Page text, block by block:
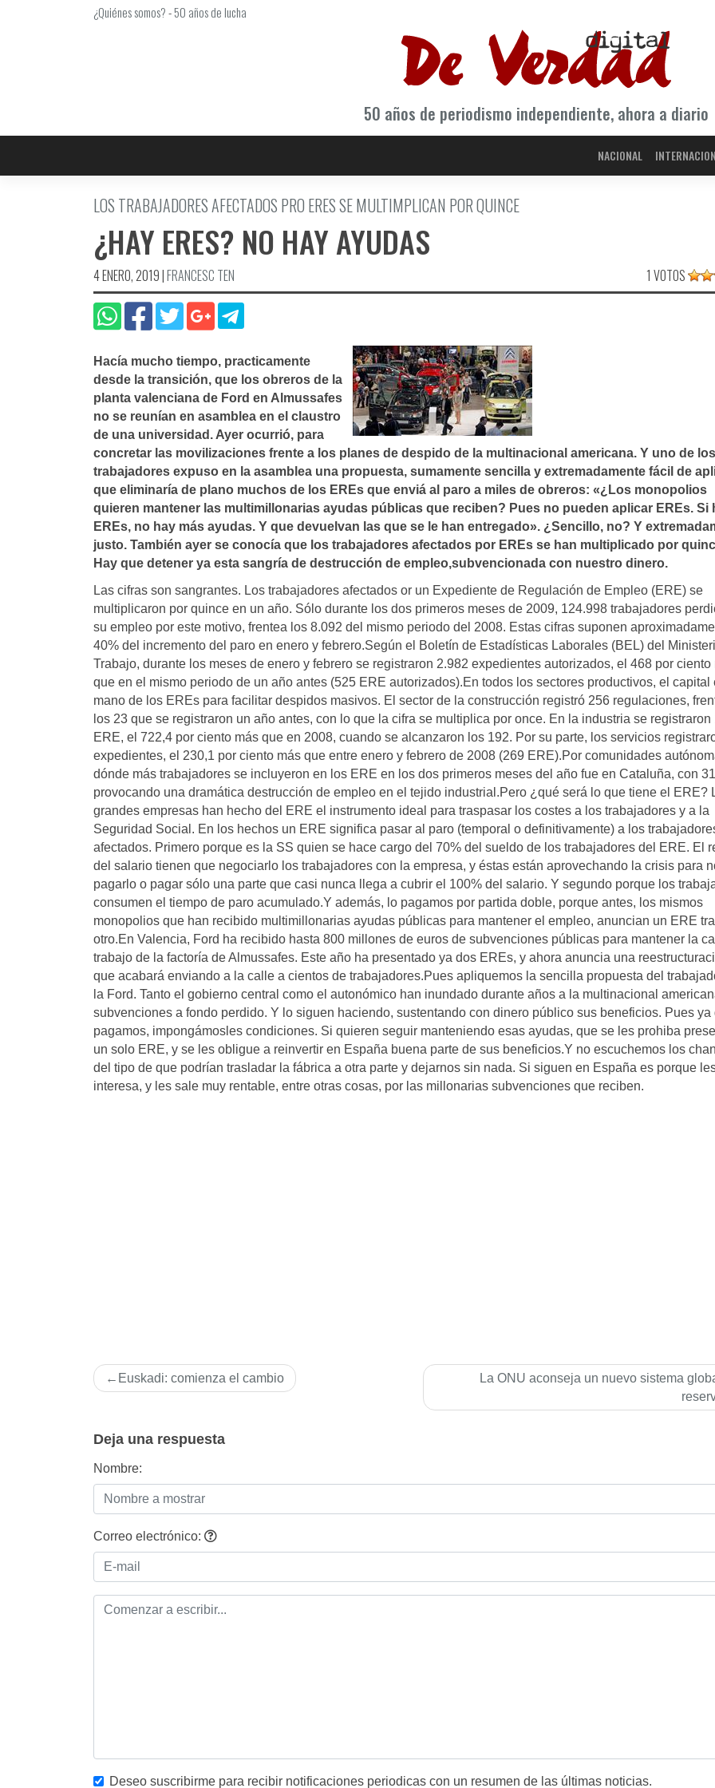
¿Quiénes somos?-50 años de lucha
50 años de periodismo independiente, ahora a diario
NACIONAL
LOS TRABAJADORES AFECTADOS PRO ERES SE MULTIMPLICAN POR QUINCE
¿HAY ERES? NO HAY AYUDAS
4 ENERO, 2019|FRANCESC TEN 1 VOTOS
Hací­a mucho tiempo, practicamente
desde la transición, que los obreros de la
planta valenciana de Ford en Almussafes
no se reuní­an en asamblea en el claustro
de una universidad. Ayer ocurrió, para
concretar las movilizaciones frente a los planes de despido de la multinacional americana. Y uno de los
trabajadores expuso en la asamblea una propuesta, sumamente sencilla y extremadamente fácil de
que eliminarí­a de plano muchos de los EREs que enviá al paro a miles de obreros: «¿Los monopolios
quieren mantener las multimillonarias ayudas públicas que reciben? Pues no pueden aplicar EREs. Si
EREs, no hay más ayudas. Y que devuelvan las que se le han entregado». ¿Sencillo, no? Y
justo. También ayer se conocí­a que los trabajadores afectados por EREs se han multiplicado por
Hay que detener ya esta sangrí­a de destrucción de empleo,subvencionada con nuestro dinero.
Las cifras son sangrantes. Los trabajadores afectados or un Expediente de Regulación de Empleo (ERE) se
multiplicaron por quince en un año. Sólo durante los dos primeros meses de 2009, 124.998 trabajadores
su empleo por este motivo, frentea los 8.092 del mismo periodo del 2008. Estas cifras suponen
40% del incremento del paro en enero y febrero.Según el Boletín de Estadísticas Laborales (BEL) del
Trabajo, durante los meses de enero y febrero se registraron 2.982 expedientes autorizados, el 468 por ciento
que en el mismo periodo de un año antes (525 ERE autorizados).En todos los sectores productivos, el capital
mano de los EREs para facilitar despidos masivos. El sector de la construcción registró 256 regulaciones,
los 23 que se registraron un año antes, con lo que la cifra se multiplica por once. En la industria se registraron
ERE, el 722,4 por ciento más que en 2008, cuando se alcanzaron los 192. Por su parte, los servicios
expedientes, el 230,1 por ciento más que entre enero y febrero de 2008 (269 ERE).Por comunidades
dónde más trabajadores se incluyeron en los ERE en los dos primeros meses del año fue en Cataluña, con
provocando una dramática destrucción de empleo en el tejido industrial.Pero ¿qué será lo que tiene el ERE?
grandes empresas han hecho del ERE el instrumento ideal para traspasar los costes a los trabajadores y a la
Seguridad Social. En los hechos un ERE significa pasar al paro (temporal o definitivamente) a los
afectados. Primero porque es la SS quien se hace cargo del 70% del sueldo de los trabajadores del ERE. El
del salario tienen que negociarlo los trabajadores con la empresa, y éstas están aprovechando la crisis para
pagarlo o pagar sólo una parte que casi nunca llega a cubrir el 100% del salario. Y segundo porque los
consumen el tiempo de paro acumulado.Y además, lo pagamos por partida doble, porque antes, los mismos
monopolios que han recibido multimillonarias ayudas públicas para mantener el empleo, anuncian un ERE
otro.En Valencia, Ford ha recibido hasta 800 millones de euros de subvenciones públicas para mantener la
trabajo de la factoría de Almussafes. Este año ha presentado ya dos EREs, y ahora anuncia una
que acabará enviando a la calle a cientos de trabajadores.Pues apliquemos la sencilla propuesta del
la Ford. Tanto el gobierno central como el autonómico han inundado durante años a la multinacional
subvenciones a fondo perdido. Y lo siguen haciendo, sustentando con dinero público sus beneficios. Pues ya
pagamos, impongámosles condiciones. Si quieren seguir manteniendo esas ayudas, que se les prohiba
un solo ERE, y se les obligue a reinvertir en España buena parte de sus beneficios.Y no escuchemos los
del tipo de que podrían trasladar la fábrica a otra parte y dejarnos sin nada. Si siguen en España es porque
interesa, y les sale muy rentable, entre otras cosas, por las millonarias subvenciones que reciben.
Navegación
de
Euskadi: comienza el cambio
La ONU aconseja un nuevo sistema
Deja una respuesta
Nombre:
Correo electrónico:
Deseo suscribirme para recibir notificaciones periodicas con un resumen de las últimas noticias.